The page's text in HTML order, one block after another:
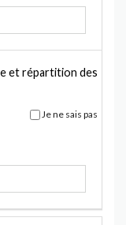
et répartition des
Je ne sais pas